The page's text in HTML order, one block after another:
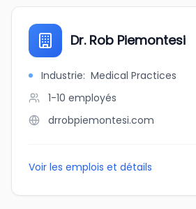
Dr. Rob Piemontesi
Industrie: Medical Practices
1-10 employés
drrobpiemontesi.com
Voir les emplois et détails